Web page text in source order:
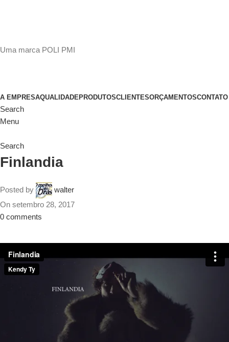
Uma marca POLI PMI
A EMPRESAQUALIDADEPRODUTOSCLIENTESORÇAMENTOSCONTATO
Search
Menu
Search
Finlandia
Posted by
walter
On setembro 28, 2017
0 comments